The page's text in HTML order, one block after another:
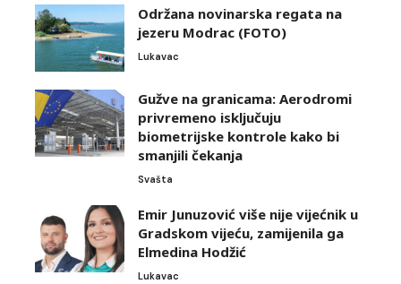
Održana novinarska regata na
jezeru Modrac (FOTO)
Lukavac
Gužve na granicama: Aerodromi
privremeno isključuju
biometrijske kontrole kako bi
smanjili čekanja
Svašta
Emir Junuzović više nije vijećnik u
Gradskom vijeću, zamijenila ga
Elmedina Hodžić
Lukavac